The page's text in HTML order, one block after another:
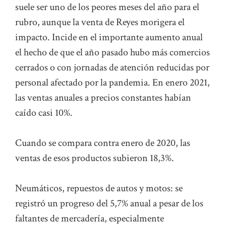
suele ser uno de los peores meses del año para el
rubro, aunque la venta de Reyes morigera el
impacto. Incide en el importante aumento anual
el hecho de que el año pasado hubo más comercios
cerrados o con jornadas de atención reducidas por
personal afectado por la pandemia. En enero 2021,
las ventas anuales a precios constantes habían
caído casi 10%.
Cuando se compara contra enero de 2020, las
ventas de esos productos subieron 18,3%.
Neumáticos, repuestos de autos y motos: se
registró un progreso del 5,7% anual a pesar de los
faltantes de mercadería, especialmente